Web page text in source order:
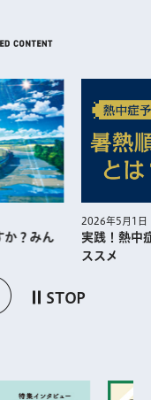
表示 次のスライドを
STOP
か？みん
2026年5月1日
実践！熱中
ススメ